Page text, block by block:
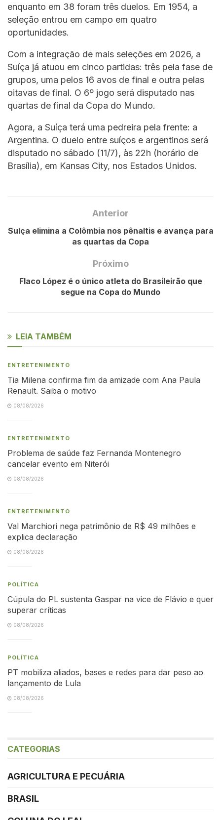
enquanto em 38 foram três duelos. Em 1954, a
seleção entrou em campo em quatro
oportunidades.
Com a integração de mais seleções em 2026, a
Suíça já atuou em cinco partidas: três pela fase de
grupos, uma pelos 16 avos de final e outra pelas
oitavas de final. O 6º jogo será disputado nas
quartas de final da Copa do Mundo.
Agora, a Suíça terá uma pedreira pela frente: a
Argentina. O duelo entre suíços e argentinos será
disputado no sábado (11/7), às 22h (horário de
Brasília), em Kansas City, nos Estados Unidos.
Anterior
Suíça elimina a Colômbia nos pênaltis e avança para
as quartas da Copa
Próximo
Flaco López é o único atleta do Brasileirão que
segue na Copa do Mundo
LEIA TAMBÉM
ENTRETENIMENTO
Tia Milena confirma fim da amizade com Ana Paula
Renault. Saiba o motivo
08/08/2026
ENTRETENIMENTO
Problema de saúde faz Fernanda Montenegro
cancelar evento em Niterói
08/08/2026
ENTRETENIMENTO
Val Marchiori nega patrimônio de R$ 49 milhões e
explica declaração
08/08/2026
POLÍTICA
Cúpula do PL sustenta Gaspar na vice de Flávio e quer
superar críticas
08/08/2026
POLÍTICA
PT mobiliza aliados, bases e redes para dar peso ao
lançamento de Lula
08/08/2026
CATEGORIAS
AGRICULTURA E PECUÁRIA
BRASIL